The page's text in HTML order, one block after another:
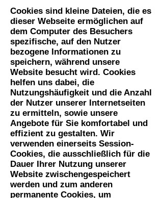
Cookies sind kleine Dateien, die es
dieser Webseite ermöglichen auf
dem Computer des Besuchers
spezifische, auf den Nutzer
bezogene Informationen zu
speichern, während unsere
Website besucht wird. Cookies
helfen uns dabei, die
Nutzungshäufigkeit und die Anzahl
der Nutzer unserer Internetseiten
zu ermitteln, sowie unsere
Angebote für Sie komfortabel und
effizient zu gestalten. Wir
verwenden einerseits Session-
Cookies, die ausschließlich für die
Dauer Ihrer Nutzung unserer
Website zwischengespeichert
werden und zum anderen
permanente Cookies, um